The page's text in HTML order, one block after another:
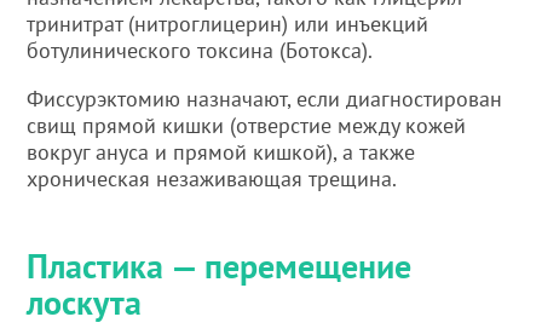
тринитрат (нитроглицерин) или инъекций
ботулинического токсина (Ботокса).
Фиссурэктомию назначают, если диагностирован
свищ прямой кишки (отверстие между кожей
вокруг ануса и прямой кишкой), а также
хроническая незаживающая трещина.
Пластика — перемещение
лоскута